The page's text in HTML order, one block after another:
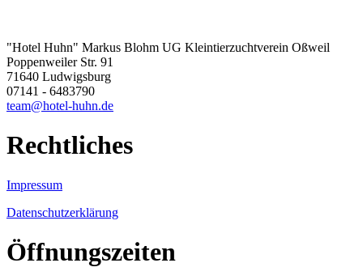
"Hotel Huhn" Markus Blohm UG Kleintierzuchtverein Oßweil
Poppenweiler Str. 91
71640 Ludwigsburg
07141 - 6483790
team@hotel-huhn.de
Rechtliches
Impressum
Datenschutzerklärung
Öffnungszeiten